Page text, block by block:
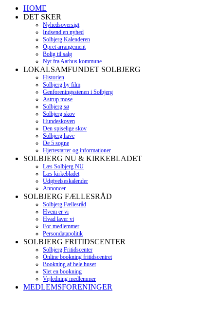
HOME
DET SKER
Nyhedsoversigt
Indsend en nyhed
Solbjerg Kalenderen
Opret arrangement
Bolig til salg
Nyt fra Aarhus kommune
LOKALSAMFUNDET SOLBJERG
Historien
Solbjerg by film
Genforeningsstenen i Solbjerg
Astrup mose
Solbjerg sø
Solbjerg skov
Hundeskoven
Den spiselige skov
Solbjerg have
De 5 sogne
Hjertestarter og informationer
SOLBJERG NU & KIRKEBLADET
Læs Solbjerg NU
Læs kirkebladet
Udgivelseskalender
Annoncer
SOLBJERG FÆLLESRÅD
Solbjerg Fællesråd
Hvem er vi
Hvad laver vi
For medlemmer
Persondatapolitik
SOLBJERG FRITIDSCENTER
Solbjerg Fritidscenter
Online bookning fritidscentret
Bookning af hele huset
Slet en bookning
Vejledning medlemmer
MEDLEMSFORENINGER